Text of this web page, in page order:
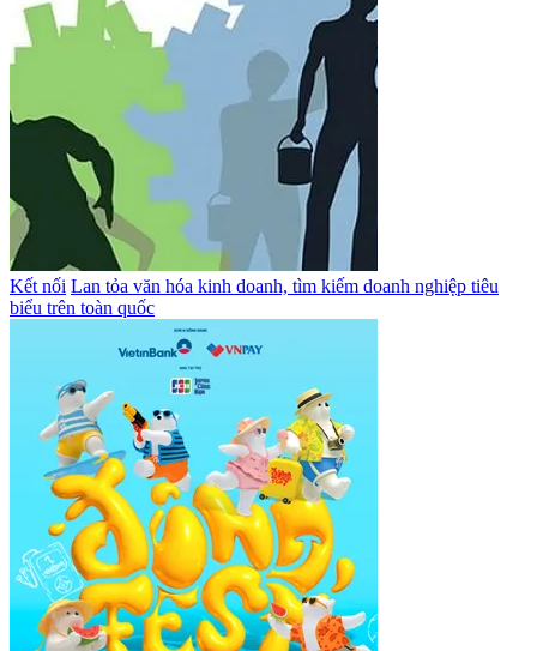
Kết nối Lan tỏa văn hóa kinh doanh, tìm kiếm doanh nghiệp tiêu
biểu trên toàn quốc